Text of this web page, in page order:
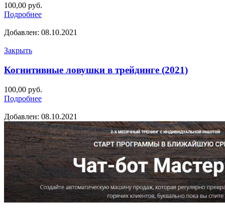
100,00 руб.
Подробнее
Добавлен: 08.10.2021
Закрыть
Когнитивные ловушки в трейдинге (2021)
100,00 руб.
Подробнее
Добавлен: 08.10.2021